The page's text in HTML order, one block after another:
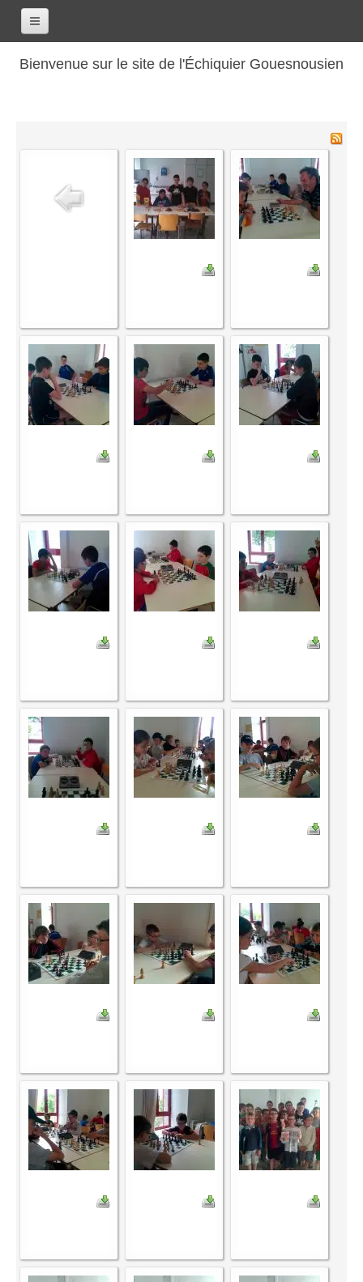
Bienvenue sur le site de l'Échiquier Gouesnousien
Les horaires
Saison 2017-2018
Saison 2016-2017
Saison 2015-2016
Saison 2014-2015
Saison 2013-2014
Saison 2012-2013
Saison 2009-2010
Saison 2008-2009
Les organisations
Les palmarès
Le Challenge Blitz
Le Challenge 2014-2015
Le Challenge 2013-2014
Le Challenge 2012-2013
Les tournois internes
Les compétitions
Les équipes Adultes
Les équipes Jeunes
Les championnats individuels
Les galeries
Les infos
Les annonces de tournois